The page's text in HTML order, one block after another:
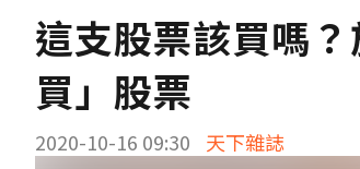
這支股票該買嗎
買」股票
2020-10-16 09:30 天下雜誌